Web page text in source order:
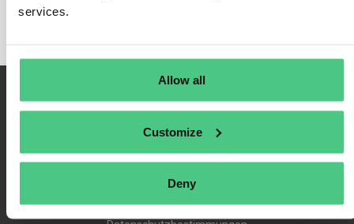
services.
Allow all
Customize
Deny
Passwort vergessen